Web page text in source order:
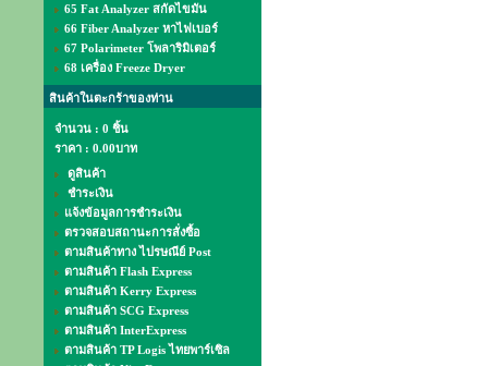
65 Fat Analyzer สกัดไขมัน
66 Fiber Analyzer หาไฟเบอร์
67 Polarimeter โพลาริมิเตอร์
68 เครื่อง Freeze Dryer
สินค้าในตะกร้าของท่าน
จำนวน : 0 ชิ้น
ราคา : 0.00บาท
ดูสินค้า
ชำระเงิน
แจ้งข้อมูลการชำระเงิน
ตรวจสอบสถานะการสั่งซื้อ
ตามสินค้าทาง ไปรษณีย์ Post
ตามสินค้า Flash Express
ตามสินค้า Kerry Express
ตามสินค้า SCG Express
ตามสินค้า InterExpress
ตามสินค้า TP Logis ไทยพาร์เซิล